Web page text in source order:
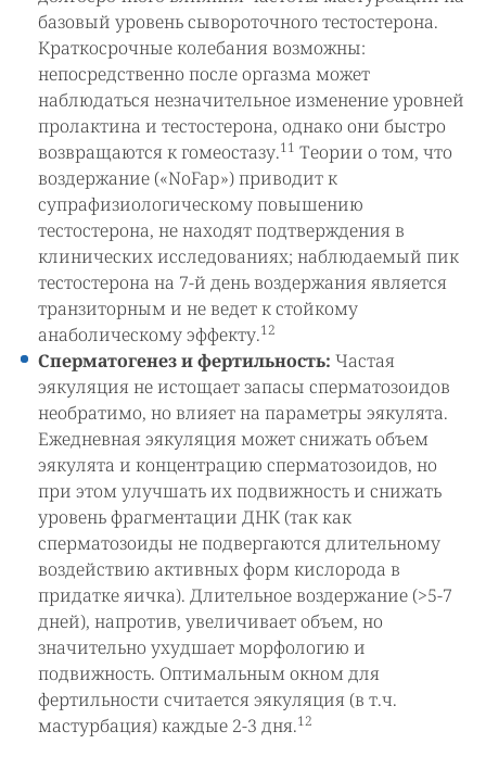
базовый уровень сывороточного тестостерона.
Краткосрочные колебания возможны:
непосредственно после оргазма может
наблюдаться незначительное изменение уровней
пролактина и тестостерона, однако они быстро
возвращаются к гомеостазу.11 Теории о том, что
воздержание («NoFap») приводит к
супрафизиологическому повышению
тестостерона, не находят подтверждения в
клинических исследованиях; наблюдаемый пик
тестостерона на 7-й день воздержания является
транзиторным и не ведет к стойкому
анаболическому эффекту.12
Сперматогенез и фертильность: Частая
эякуляция не истощает запасы сперматозоидов
необратимо, но влияет на параметры эякулята.
Ежедневная эякуляция может снижать объем
эякулята и концентрацию сперматозоидов, но
при этом улучшать их подвижность и снижать
уровень фрагментации ДНК (так как
сперматозоиды не подвергаются длительному
воздействию активных форм кислорода в
придатке яичка). Длительное воздержание (>5-7
дней), напротив, увеличивает объем, но
значительно ухудшает морфологию и
подвижность. Оптимальным окном для
фертильности считается эякуляция (в т.ч.
мастурбация) каждые 2-3 дня.12